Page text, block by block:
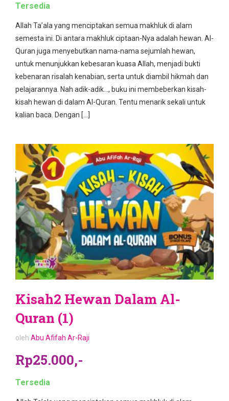
Tersedia
Allah Ta’ala yang menciptakan semua makhluk di alam
semesta ini. Di antara makhluk ciptaan-Nya adalah hewan. Al-
Quran juga menyebutkan nama-nama sejumlah hewan,
untuk menunjukkan kebesaran kuasa Allah, menjadi bukti
kebenaran risalah kenabian, serta untuk diambil hikmah dan
pelajarannya. Nah adik-adik…, buku ini membeberkan kisah-
kisah hewan di dalam Al-Quran. Tentu menarik sekali untuk
kalian baca. Dengan […]
Kisah2 Hewan Dalam Al-
Quran (1)
oleh Abu Afifah Ar-Raji
Rp25.000,-
Tersedia